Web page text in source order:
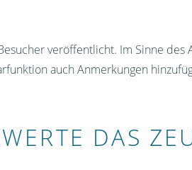
veröffentlicht. Im Sinne
auch Anmerkungen
DAS